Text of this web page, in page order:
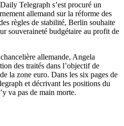
Telegraph s’est procuré un
allemand sur la réforme des
règles de stabilité, Berlin souhaite
souveraineté budgétaire au profit de
allemande, Angela
des traités dans l’objectif de
la zone euro. Dans les six pages de
et décrivant les positions du
va pas de main morte.